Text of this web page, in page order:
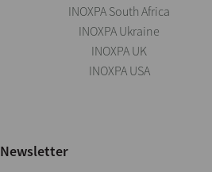
INOXPA South Africa
INOXPA Ukraine
INOXPA UK
INOXPA USA
Newsletter